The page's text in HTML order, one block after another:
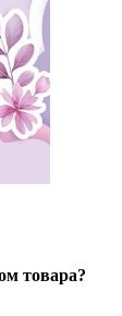
товара?